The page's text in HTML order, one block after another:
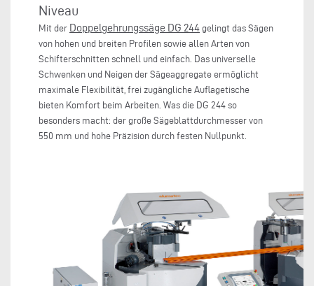
Niveau
Mit der Doppelgehrungssäge DG 244 gelingt das Sägen
von hohen und breiten Profilen sowie allen Arten von
Schifterschnitten schnell und einfach. Das universelle
Schwenken und Neigen der Sägeaggregate ermöglicht
maximale Flexibilität, frei zugängliche Auflagetische
bieten Komfort beim Arbeiten. Was die DG 244 so
besonders macht: der große Sägeblattdurchmesser von
550 mm und hohe Präzision durch festen Nullpunkt.